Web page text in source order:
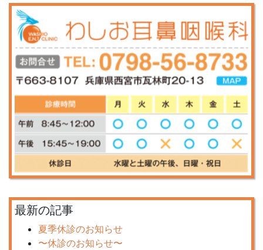
最新の記事
夏季休診のお知らせ
〜休診のお知らせ〜